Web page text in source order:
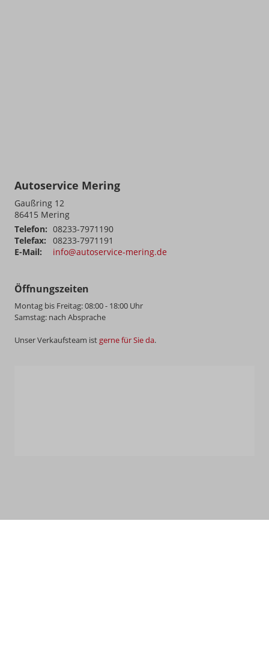
Autoservice Mering
Gaußring 12
86415 Mering
Telefon: 08233-7971190
Telefax:
08233-7971191
E-Mail:
info@autoservice-mering.de
Öffnungszeiten
Montag bis Freitag: 08:00 - 18:00 Uhr
Samstag: nach Absprache
Unser Verkaufsteam ist gerne für Sie da.